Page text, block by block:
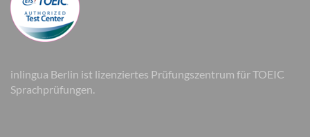
inlingua Berlin ist lizenziertes Prüfungszentrum für TOEIC
Sprachprüfungen.